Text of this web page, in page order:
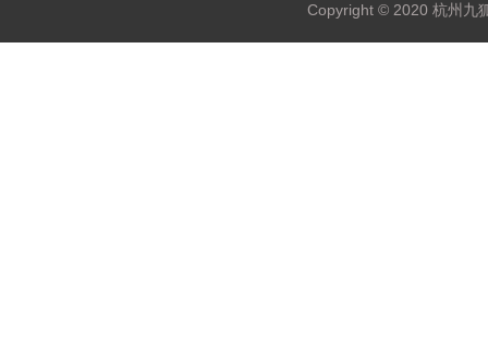
Copyright © 2020 杭州九